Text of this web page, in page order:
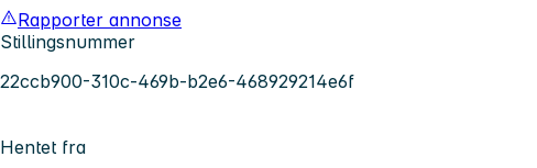
Rapporter annonse
Stillingsnummer
22ccb900-310c-469b-b2e6-468929214e6f
Hentet fra